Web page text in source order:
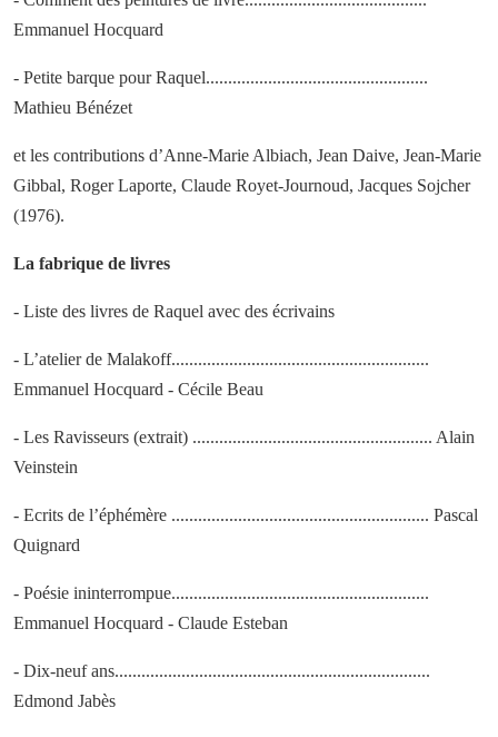
Emmanuel Hocquard
- Petite barque pour Raquel..................................................
Mathieu Bénézet
et les contributions d’Anne-Marie Albiach, Jean Daive, Jean-Marie
Gibbal, Roger Laporte, Claude Royet-Journoud, Jacques Sojcher
(1976).
La fabrique de livres
- Liste des livres de Raquel avec des écrivains
- L’atelier de Malakoff..........................................................
Emmanuel Hocquard - Cécile Beau
- Les Ravisseurs (extrait) ...................................................... Alain
Veinstein
- Ecrits de l’éphémère .......................................................... Pascal
Quignard
- Poésie ininterrompue..........................................................
Emmanuel Hocquard - Claude Esteban
- Dix-neuf ans.......................................................................
Edmond Jabès